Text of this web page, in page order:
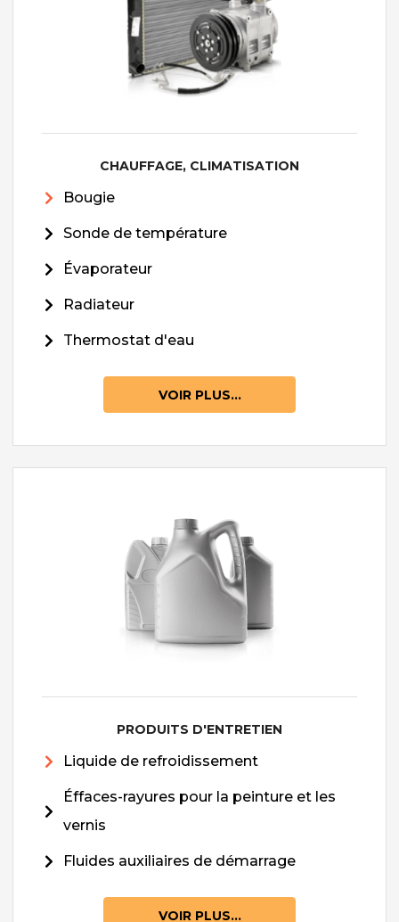
CHAUFFAGE, CLIMATISATION
Bougie
Sonde de température
Évaporateur
Radiateur
Thermostat d'eau
VOIR PLUS...
PRODUITS D'ENTRETIEN
Liquide de refroidissement
Éffaces-rayures pour la peinture et les
vernis
Fluides auxiliaires de démarrage
VOIR PLUS...